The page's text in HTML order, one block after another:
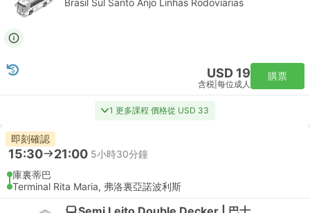
Brasil Sul Santo Anjo Linhas Rodoviarias
USD 19
含税 每位成人
購票
1 更多課程 價格從 USD 33
即刻確認
15:30 21:00 5小時30分鐘
庫裏蒂巴
Terminal Rita Maria, 弗洛裏亞諾波利斯